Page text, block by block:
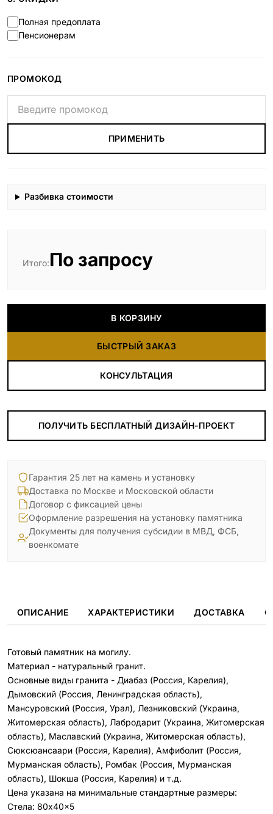
Полная предоплата
Пенсионерам
ПРОМОКОД
ПРИМЕНИТЬ
Разбивка стоимости
Итого:По запросу
В КОРЗИНУ
БЫСТРЫЙ ЗАКАЗ
КОНСУЛЬТАЦИЯ
ПОЛУЧИТЬ БЕСПЛАТНЫЙ ДИЗАЙН-ПРОЕКТ
Гарантия 25 лет на камень и установку
Доставка по Москве и Московской области
Договор с фиксацией цены
Оформление разрешения на установку памятника
Документы для получения субсидии в МВД, ФСБ,
военкомате
ОПИСАНИЕ ХАРАКТЕРИСТИКИ ДОСТАВКА
Готовый памятник на могилу.
Материал - натуральный гранит.
Основные виды гранита - Диабаз (Россия, Карелия),
Дымовский (Россия, Ленинградская область),
Мансуровский (Россия, Урал), Лезниковский (Украина,
Житомерская область), Лабродарит (Украина, Житомерская
область), Маславский (Украина, Житомерская область),
Сюксюансаари (Россия, Карелия), Амфиболит (Россия,
Мурманская область), Ромбак (Россия, Мурманская
область), Шокша (Россия, Карелия) и т.д.
Цена указана на минимальные стандартные размеры:
Стела: 80x40x5